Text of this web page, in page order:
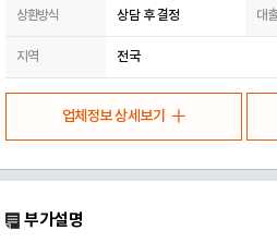
상환방식 상담 후 결정 대
지역 전국
업체정보 상세보기
부가설명